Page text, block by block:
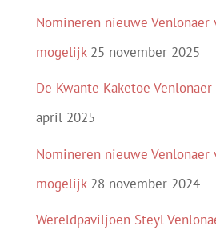
Nomineren nieuwe Venlonaer
mogelijk 25 november 2025
De Kwante Kaketoe Venlonaer
april 2025
Nomineren nieuwe Venlonaer
mogelijk 28 november 2024
Wereldpaviljoen Steyl